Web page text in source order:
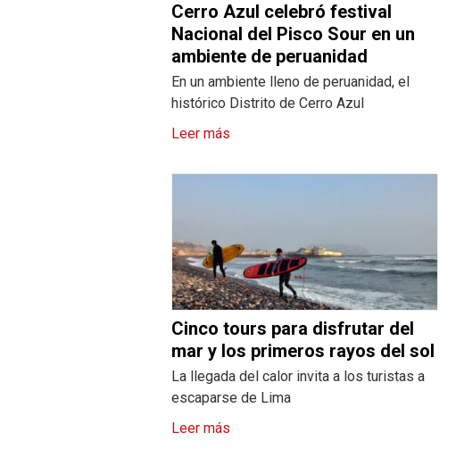
Cerro Azul celebró festival
Nacional del Pisco Sour en un
ambiente de peruanidad
En un ambiente lleno de peruanidad, el
histórico Distrito de Cerro Azul
Leer más
Cinco tours para disfrutar del
mar y los primeros rayos del sol
La llegada del calor invita a los turistas a
escaparse de Lima
Leer más